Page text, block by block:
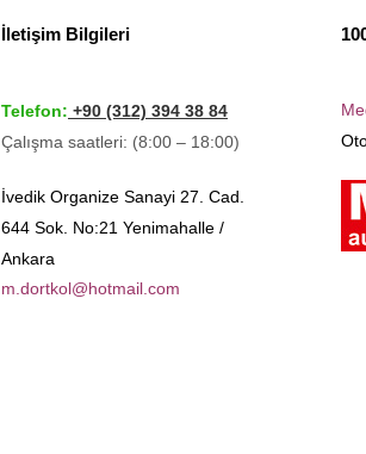
İletişim Bilgileri
Telefon: +90 (312) 394 38 84
Çalışma saatleri: (8:00 – 18:00)
İvedik Organize Sanayi 27. Cad.
644 Sok. No:21 Yenimahalle /
Ankara
m.dortkol@hotmail.com